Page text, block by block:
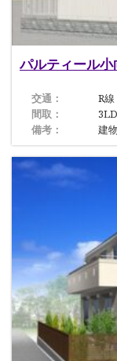
パルティール小
交通：
R
間取：
備考：
建